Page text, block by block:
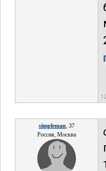
simpleman, 37
Россия, Москва